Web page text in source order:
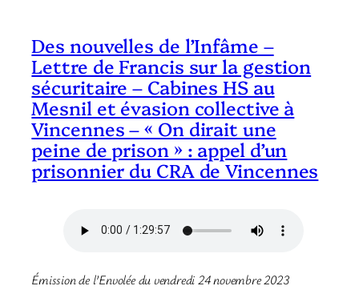
Des nouvelles de l’Infâme –
Lettre de Francis sur la gestion
sécuritaire – Cabines HS au
Mesnil et évasion collective à
Vincennes – « On dirait une
peine de prison » : appel d’un
prisonnier du CRA de Vincennes
Émission de l’Envolée du vendredi 24 novembre 2023